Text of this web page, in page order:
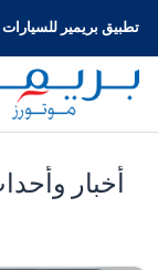
تطبيق بريمير للسيارات
أخبار